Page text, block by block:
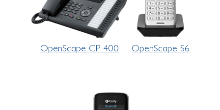
OpenScape CP 400 OpenScape S6